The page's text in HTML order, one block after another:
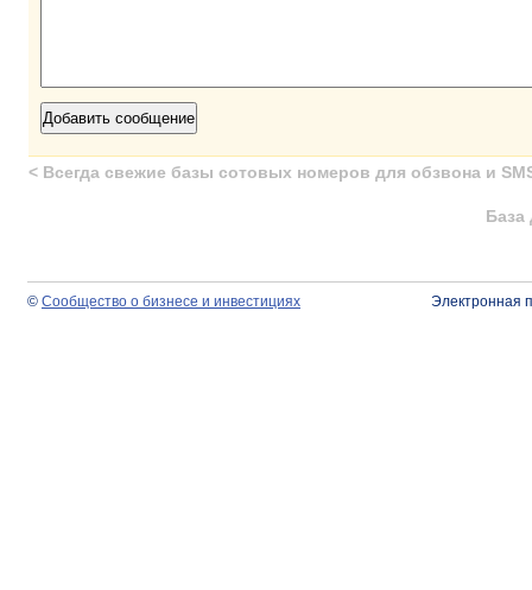
< Всегда свежие базы сотовых номеров для обзвона и
База
© Сообщество о бизнесе и инвестициях Электронная